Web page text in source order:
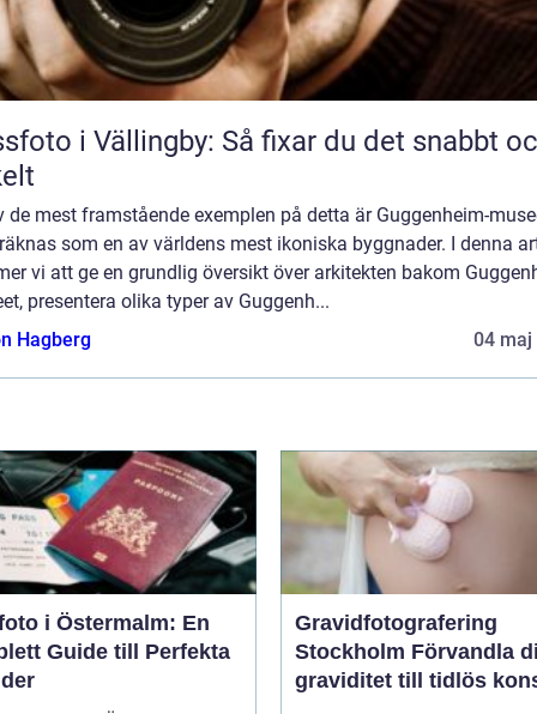
i Vällingby: Så fixar du det snabbt
de mest framstående exemplen på detta är Guggenheim-
som en av världens mest ikoniska byggnader. I denna
vi att ge en grundlig översikt över arkitekten bakom
presentera olika typer av Guggenh...
Hagberg
04 maj
i Östermalm: En
Guide till Perfekta
Gravidfotografering
Stockholm Förvandla din
graviditet till tidlös